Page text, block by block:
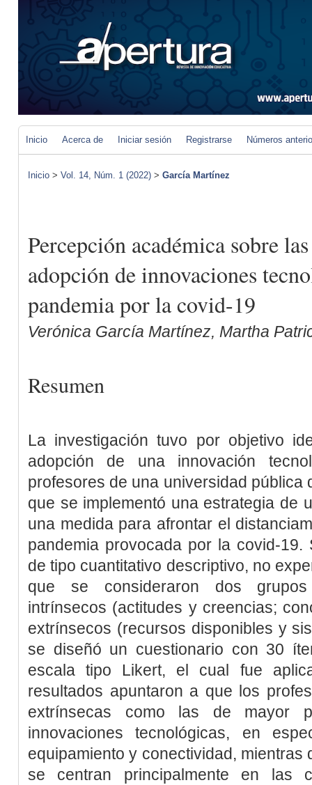
Inicio Acerca de Iniciar sesión Registrarse Números
Inicio > Vol. 14, Núm. 1 (2022) > García Martínez
Percepción académica sobre
adopción de innovaciones
pandemia por la covid-19
Verónica García Martínez, Martha
Resumen
La investigación tuvo por objetivo
adopción de una innovación
profesores de una universidad pública
que se implementó una estrategia de
una medida para afrontar el
pandemia provocada por la covid-
de tipo cuantitativo descriptivo, no
que se consideraron dos
intrínsecos (actitudes y creencias;
extrínsecos (recursos disponibles y
se diseñó un cuestionario con 30
escala tipo Likert, el cual fue
resultados apuntaron a que los
extrínsecas como las de mayor
innovaciones tecnológicas, en
equipamiento y conectividad,
se centran principalmente en las